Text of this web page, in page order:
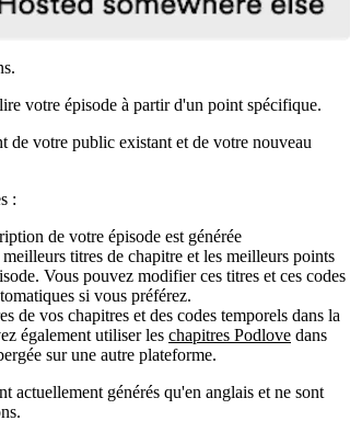
votre épisode à partir d'un point spécifique.
de votre public existant et de votre nouveau
:
de votre épisode est générée
titres de chapitre et les meilleurs points
Vous pouvez modifier ces titres et ces codes
si vous préférez.
de vos chapitres et des codes temporels dans la
également utiliser les chapitres Podlove dans
sur une autre plateforme.
actuellement générés qu'en anglais et ne sont